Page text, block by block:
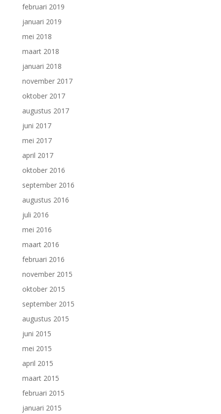
februari 2019
januari 2019
mei 2018
maart 2018
januari 2018
november 2017
oktober 2017
augustus 2017
juni 2017
mei 2017
april 2017
oktober 2016
september 2016
augustus 2016
juli 2016
mei 2016
maart 2016
februari 2016
november 2015
oktober 2015
september 2015
augustus 2015
juni 2015
mei 2015
april 2015
maart 2015
februari 2015
januari 2015